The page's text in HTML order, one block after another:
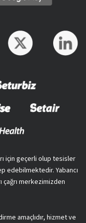
için geçerli olup tesisler
edebilmektedir. Yabancı
merkezimizden
amaçlıdır, hizmet ve